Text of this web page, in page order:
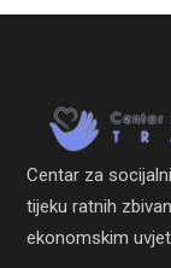
Centar za
tijeku ratnih
ekonomskim